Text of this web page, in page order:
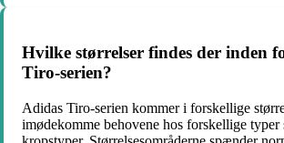
Hvilke størrelser findes der inden
Tiro-serien?
Adidas Tiro-serien kommer i forskellige
imødekomme behovene hos forskellige typer